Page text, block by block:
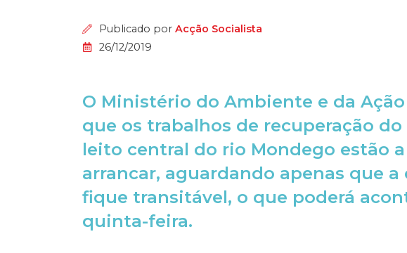
26/12/2019
Publicado porAcção Socialista
O Ministério do Ambiente e da
que os trabalhos de recuperação
leito central do rio Mondego estão
arrancar, aguardando apenas que a
fique transitável, o que poderá
quinta-feira.